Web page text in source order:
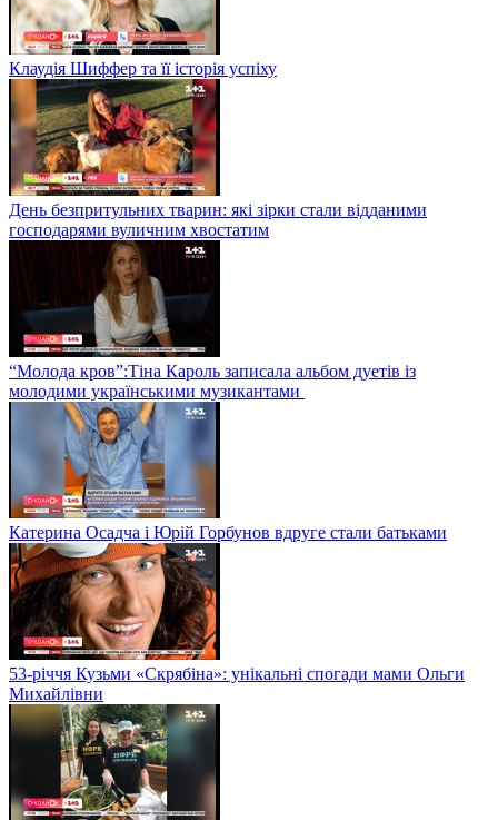
Клаудія Шиффер та її історія успіху
День безпритульних тварин: які зірки стали відданими
господарями вуличним хвостатим
“Молода кров”:Тіна Кароль записала альбом дуетів із
молодими українськими музикантами
Катерина Осадча і Юрій Горбунов вдруге стали батьками
53-річчя Кузьми «Скрябіна»: унікальні спогади мами Ольги
Михайлівни